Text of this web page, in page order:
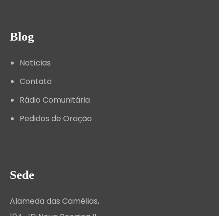
Blog
Notícias
Contato
Rádio Comunitária
Pedidos de Oração
Sede
Alameda das Camélias,